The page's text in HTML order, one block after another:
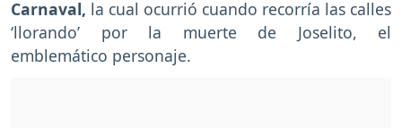
Carnaval, la cual ocurrió cuando recorría las calles
‘llorando’ por la muerte de Joselito, el
emblemático personaje.